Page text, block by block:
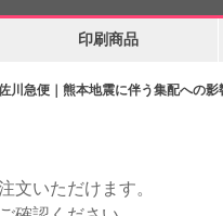
佐川急便｜熊本地震に伴う集配への
印刷商品
文いただけます。